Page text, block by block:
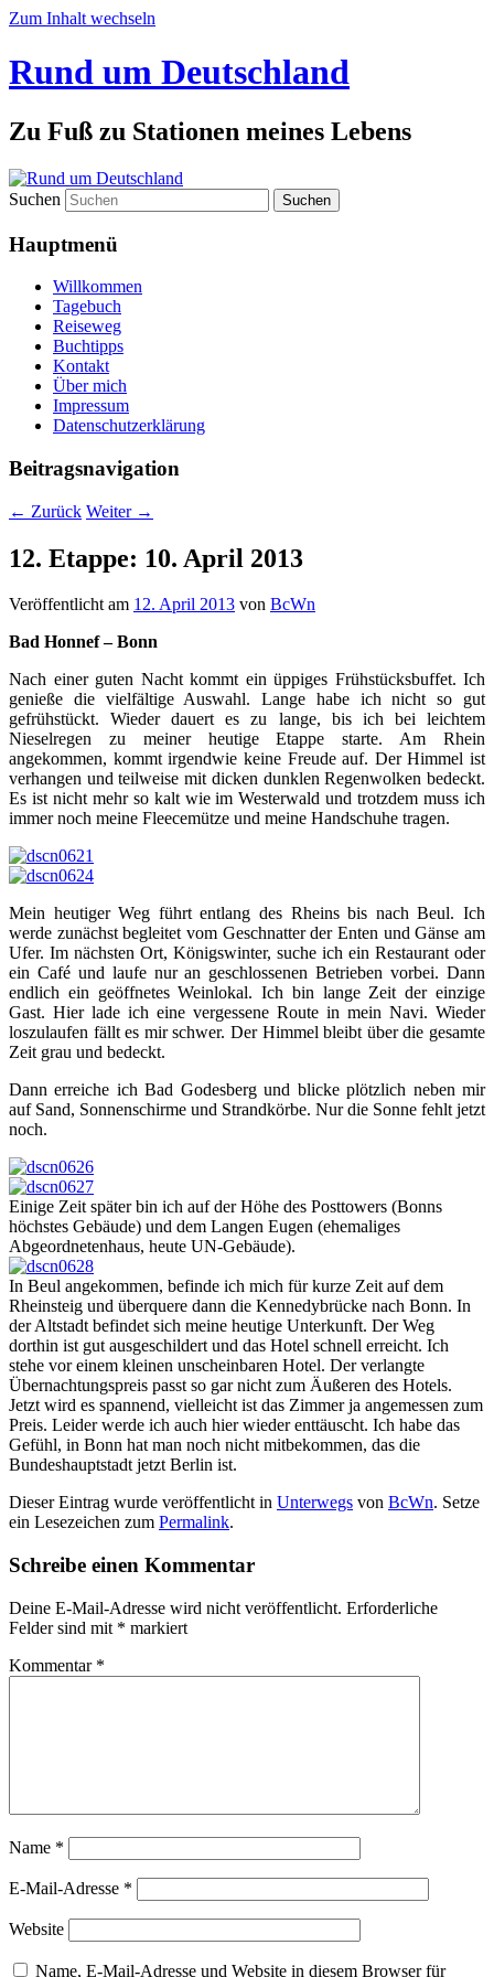
Zum Inhalt wechseln
Rund um Deutschland
Zu Fuß zu Stationen meines Lebens
Suchen
Hauptmenü
Willkommen
Tagebuch
Reiseweg
Buchtipps
Kontakt
Über mich
Impressum
Datenschutzerklärung
Beitragsnavigation
← Zurück Weiter →
12. Etappe: 10. April 2013
Veröffentlicht am 12. April 2013 von BcWn
Bad Honnef – Bonn
Nach einer guten Nacht kommt ein üppiges Frühstücksbuffet. Ich
genieße die vielfältige Auswahl. Lange habe ich nicht so gut
gefrühstückt. Wieder dauert es zu lange, bis ich bei leichtem
Nieselregen zu meiner heutige Etappe starte. Am Rhein
angekommen, kommt irgendwie keine Freude auf. Der Himmel ist
verhangen und teilweise mit dicken dunklen Regenwolken bedeckt.
Es ist nicht mehr so kalt wie im Westerwald und trotzdem muss ich
immer noch meine Fleecemütze und meine Handschuhe tragen.
Mein heutiger Weg führt entlang des Rheins bis nach Beul. Ich
werde zunächst begleitet vom Geschnatter der Enten und Gänse am
Ufer. Im nächsten Ort, Königswinter, suche ich ein Restaurant oder
ein Café und laufe nur an geschlossenen Betrieben vorbei. Dann
endlich ein geöffnetes Weinlokal. Ich bin lange Zeit der einzige
Gast. Hier lade ich eine vergessene Route in mein Navi. Wieder
loszulaufen fällt es mir schwer. Der Himmel bleibt über die gesamte
Zeit grau und bedeckt.
Dann erreiche ich Bad Godesberg und blicke plötzlich neben mir
auf Sand, Sonnenschirme und Strandkörbe. Nur die Sonne fehlt jetzt
noch.
Einige Zeit später bin ich auf der Höhe des Posttowers (Bonns
höchstes Gebäude) und dem Langen Eugen (ehemaliges
Abgeordnetenhaus, heute UN-Gebäude).
In Beul angekommen, befinde ich mich für kurze Zeit auf dem
Rheinsteig und überquere dann die Kennedybrücke nach Bonn. In
der Altstadt befindet sich meine heutige Unterkunft. Der Weg
dorthin ist gut ausgeschildert und das Hotel schnell erreicht. Ich
stehe vor einem kleinen unscheinbaren Hotel. Der verlangte
Übernachtungspreis passt so gar nicht zum Äußeren des Hotels.
Jetzt wird es spannend, vielleicht ist das Zimmer ja angemessen zum
Preis. Leider werde ich auch hier wieder enttäuscht. Ich habe das
Gefühl, in Bonn hat man noch nicht mitbekommen, das die
Bundeshauptstadt jetzt Berlin ist.
Dieser Eintrag wurde veröffentlicht in Unterwegs von BcWn. Setze
ein Lesezeichen zum Permalink.
Schreibe einen Kommentar
Deine E-Mail-Adresse wird nicht veröffentlicht. Erforderliche
Felder sind mit * markiert
Kommentar *
Name *
E-Mail-Adresse *
Website
Name, E-Mail-Adresse und Website in diesem Browser für